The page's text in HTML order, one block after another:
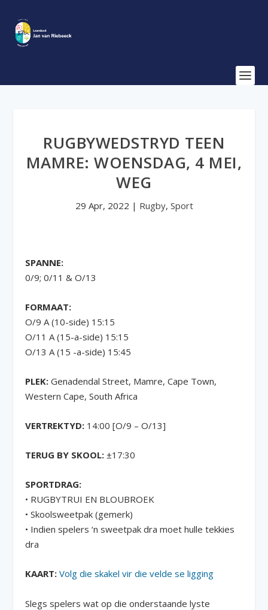
RUGBYWEDSTRYD TEEN
MAMRE: WOENSDAG, 4 MEI,
WEG
29 Apr, 2022 | Rugby, Sport
SPANNE:
0/9; 0/11 & O/13
FORMAAT:
O/9 A (10-side) 15:15
O/11 A (15-a-side) 15:15
O/13 A (15 -a-side) 15:45
PLEK: Genadendal Street, Mamre, Cape Town,
Western Cape, South Africa
VERTREKTYD: 14:00 [O/9 – O/13]
TERUG BY SKOOL: ±17:30
SPORTDRAG:
• RUGBYTRUI EN BLOUBROEK
• Skoolsweetpak (gemerk)
• Indien spelers ‘n sweetpak dra moet hulle tekkies
dra
KAART: Volg die skakel vir die velde se ligging
Slegs spelers wat op die onderstaande lyste